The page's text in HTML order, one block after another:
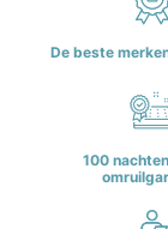
De beste
100